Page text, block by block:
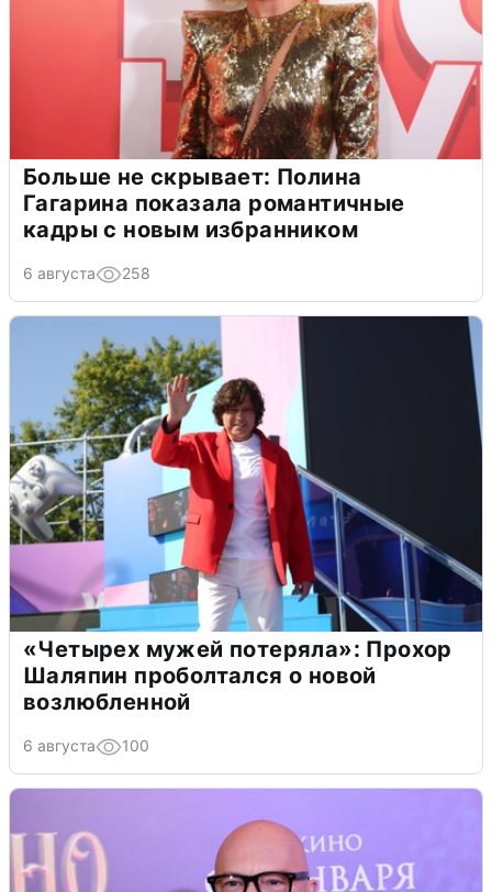
Больше не скрывает: Полина
Гагарина показала романтичные
кадры с новым избранником
6 августа 258
«Четырех мужей потеряла»: Прохор
Шаляпин проболтался о новой
возлюбленной
6 августа 100